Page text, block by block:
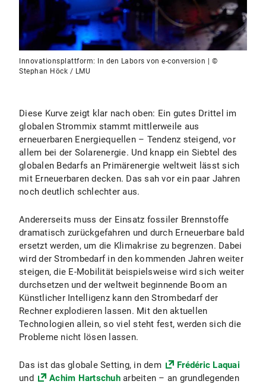
Innovationsplattform: In den Labors von e-conversion | ©
Stephan Höck / LMU
Diese Kurve zeigt klar nach oben: Ein gutes Drittel im
globalen Strommix stammt mittlerweile aus
erneuerbaren Energiequellen – Tendenz steigend, vor
allem bei der Solarenergie. Und knapp ein Siebtel des
globalen Bedarfs an Primärenergie weltweit lässt sich
mit Erneuerbaren decken. Das sah vor ein paar Jahren
noch deutlich schlechter aus.
Andererseits muss der Einsatz fossiler Brennstoffe
dramatisch zurückgefahren und durch Erneuerbare bald
ersetzt werden, um die Klimakrise zu begrenzen. Dabei
wird der Strombedarf in den kommenden Jahren weiter
steigen, die E-Mobilität beispielsweise wird sich weiter
durchsetzen und der weltweit beginnende Boom an
Künstlicher Intelligenz kann den Strombedarf der
Rechner explodieren lassen. Mit den aktuellen
Technologien allein, so viel steht fest, werden sich die
Probleme nicht lösen lassen.
Das ist das globale Setting, in dem
Frédéric Laquai
und
Achim Hartschuharbeiten – an grundlegenden